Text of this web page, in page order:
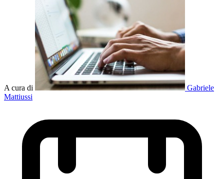
A cura di
Gabriele
Mattiussi